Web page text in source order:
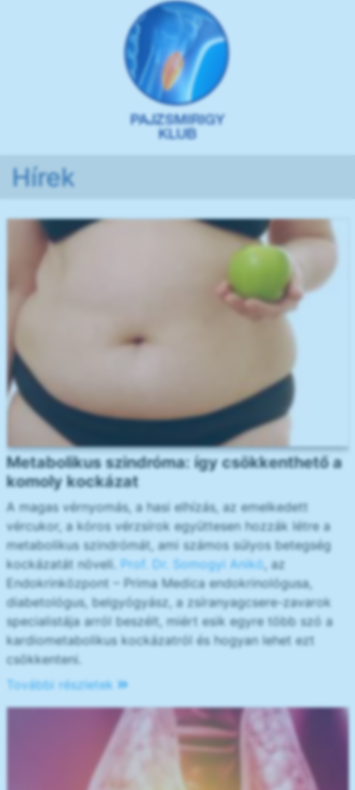
Hírek
Metabolikus szindróma: így csökkenthető a
komoly kockázat
A magas vérnyomás, a hasi elhízás, az emelkedett
vércukor, a kóros vérzsírok együttesen hozzák létre a
metabolikus szindrómát, ami számos súlyos betegség
kockázatát növeli. Prof. Dr. Somogyi Anikó, az
Endokrinközpont – Prima Medica endokrinológusa,
diabetológus, belgyógyász, a zsíranyagcsere-zavarok
specialistája arról beszélt, miért esik egyre több szó a
kardiometabolikus kockázatról és hogyan lehet ezt
csökkenteni.
További részletek